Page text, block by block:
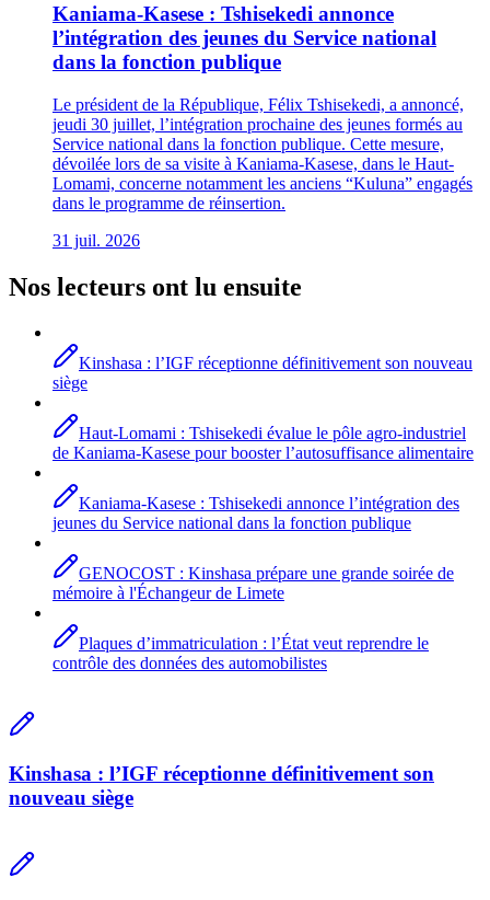
Kaniama-Kasese : Tshisekedi annonce
l’intégration des jeunes du Service national
dans la fonction publique
Le président de la République, Félix Tshisekedi, a annoncé,
jeudi 30 juillet, l’intégration prochaine des jeunes formés au
Service national dans la fonction publique. Cette mesure,
dévoilée lors de sa visite à Kaniama-Kasese, dans le Haut-
Lomami, concerne notamment les anciens “Kuluna” engagés
dans le programme de réinsertion.
31 juil. 2026
Nos lecteurs ont lu ensuite
Kinshasa : l’IGF réceptionne définitivement son nouveau
siège
Haut-Lomami : Tshisekedi évalue le pôle agro-industriel
de Kaniama-Kasese pour booster l’autosuffisance alimentaire
Kaniama-Kasese : Tshisekedi annonce l’intégration des
jeunes du Service national dans la fonction publique
GENOCOST : Kinshasa prépare une grande soirée de
mémoire à l'Échangeur de Limete
Plaques d’immatriculation : l’État veut reprendre le
contrôle des données des automobilistes
Kinshasa : l’IGF réceptionne définitivement son
nouveau siège